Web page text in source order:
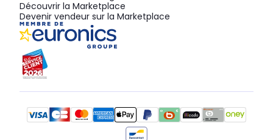
Découvrir la Marketplace
Devenir vendeur sur la Marketplace